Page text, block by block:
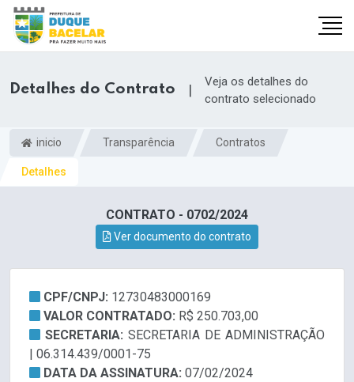
Detalhes do Contrato |
Veja os detalhes do
contrato selecionado
inicio Transparência Contratos
Detalhes
CONTRATO - 0702/2024
Ver documento do contrato
CPF/CNPJ: 12730483000169
VALOR CONTRATADO: R$ 250.703,00
SECRETARIA: SECRETARIA DE ADMINISTRAÇÃO
| 06.314.439/0001-75
DATA DA ASSINATURA: 07/02/2024